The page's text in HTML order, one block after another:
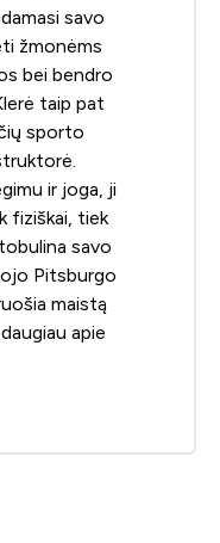
savo
žmonėms
bei bendro
taip pat
sporto
ir joga, ji
fiziškai, tiek
savo
Pitsburgo
maistą
apie